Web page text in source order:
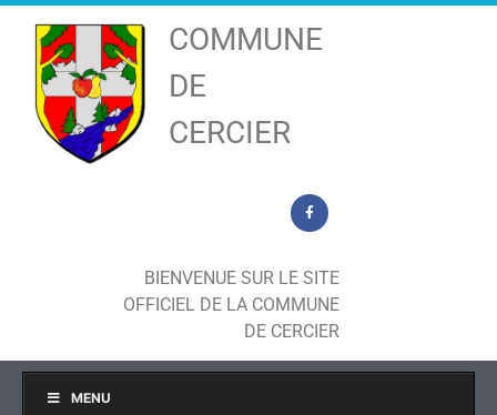
COMMUNE
DE
CERCIER
BIENVENUE SUR LE SITE
OFFICIEL DE LA COMMUNE
DE CERCIER
MENU